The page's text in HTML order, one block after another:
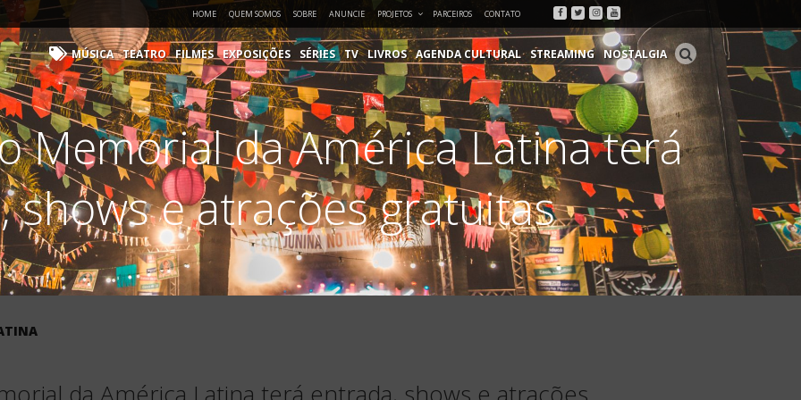
HOME QUEM SOMOS SOBRE ANUNCIE PROJETOS PARCEIROS CONTATO Facebook
Twitter
Instagram
Youtube
MÚSICA TEATRO FILMES EXPOSIÇÕES SÉRIES TV LIVROS AGENDA CULTURAL STREAMING NOSTALGIA
Memorial da América Latina terá
shows e atrações gratuitas
da América Latina terá entrada, shows e atrações